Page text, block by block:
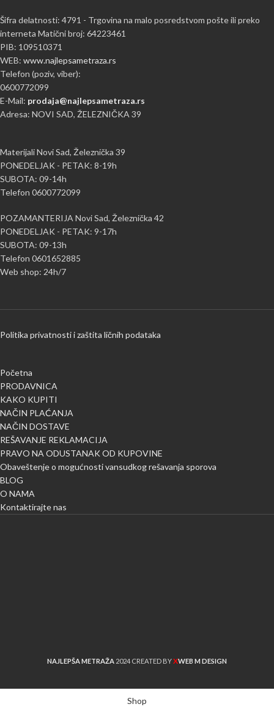
Šifra delatnosti: 4791 - Trgovina na malo posredstvom pošte ili preko
interneta Matični broj: 64223461
PIB: 109510371
WEB: www.najlepsametraza.rs
Telefon (poziv, viber):
0600772099
E-Mail: prodaja@najlepsametraza.rs
Adresa: NOVI SAD, ŽELEZNIČKA 39
Materijali Novi Sad, Železnička 39
PONEDELJAK - PETAK: 8-19h
SUBOTA: 09-14h
Telefon 0600772099
POZAMANTERIJA Novi Sad, Železnička 42
PONEDELJAK - PETAK: 9-17h
SUBOTA: 09-13h
Telefon 0601652885
Web shop: 24h/7
Politika privatnosti i zaštita ličnih podataka
Početna
PRODAVNICA
KAKO KUPITI
NAČIN PLAĆANJA
NAČIN DOSTAVE
REŠAVANJE REKLAMACIJA
PRAVO NA ODUSTANAK OD KUPOVINE
Obaveštenje o mogućnosti vansudkog rešavanja sporova
BLOG
O NAMA
Kontaktirajte nas
NAJLEPŠA METRAŽA 2024 CREATED BYXWEB M DESIGN
Shop